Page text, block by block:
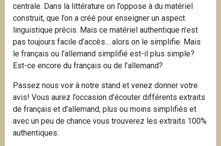
centrale. Dans la littérature on l’oppose à du matériel
construit, que l’on a créé pour enseigner un aspect
linguistique précis. Mais ce matériel authentique n’est
pas toujours facile d’accès… alors on le simplifie. Mais
le français ou l’allemand simplifié est-il plus simple?
Est-ce encore du français ou de l’allemand?
Passez nous voir à notre stand et venez donner votre
avis! Vous aurez l’occasion d’écouter différents extraits
de français et d’allemand, plus ou moins simplifiés et
avec un peu de chance vous trouverez les extraits 100%
authentiques.